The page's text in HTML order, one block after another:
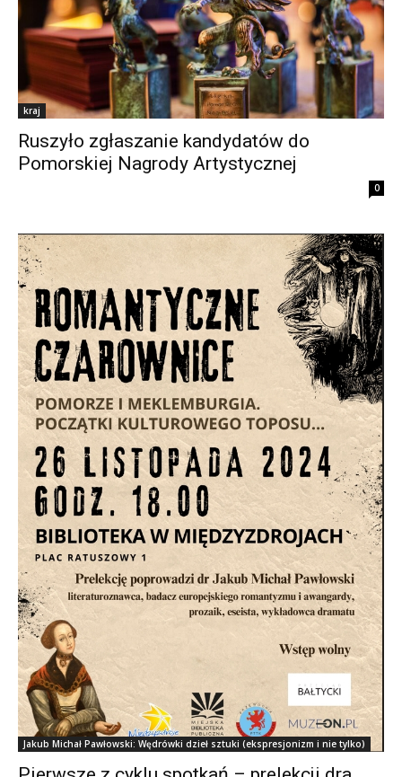
kraj
Ruszyło zgłaszanie kandydatów do
Pomorskiej Nagrody Artystycznej
0
Jakub Michał Pawłowski: Wędrówki dzieł sztuki (ekspresjonizm i nie tylko)